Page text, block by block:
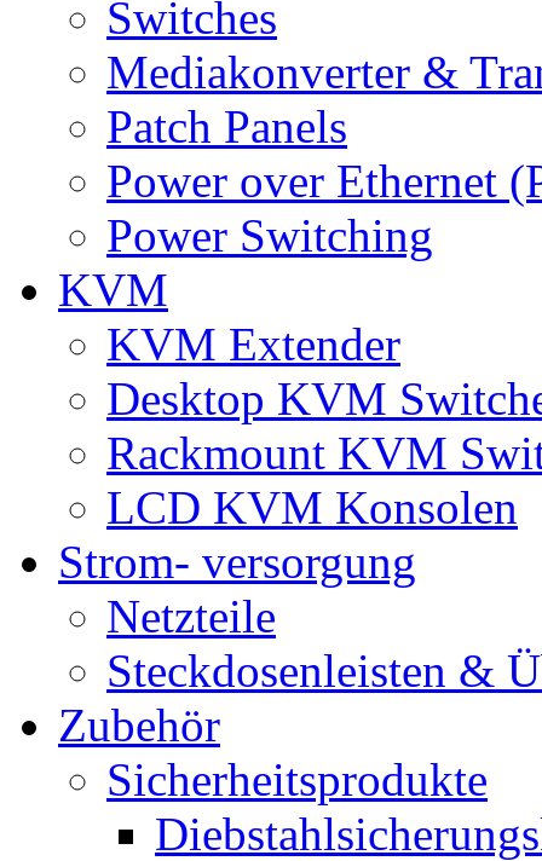
Switches
Mediakonverter &
Patch Panels
Power over Ethernet
Power Switching
KVM
KVM Extender
Desktop KVM
Rackmount KVM
LCD KVM Konsolen
Strom- versorgung
Netzteile
Steckdosenleisten &
Zubehör
Sicherheitsprodukte